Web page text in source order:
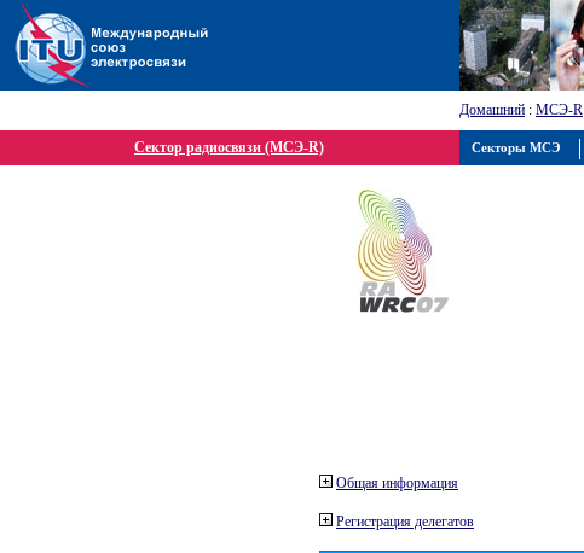
Домашний : МСЭ-R
Сектор радиосвязи (МСЭ-R)
Общая информация
Регистрация делегатов
Секторы МСЭ